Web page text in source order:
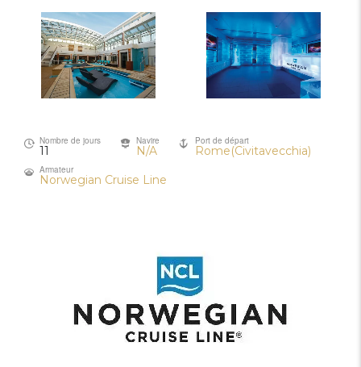
Nombre de jours
11
Navire
N/A
Port de départ
Rome(Civitavecchia)
Armateur
Norwegian Cruise Line